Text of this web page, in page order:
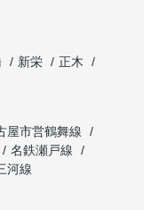
新栄
正木
屋市営鶴舞線
名鉄瀬戸線
河線